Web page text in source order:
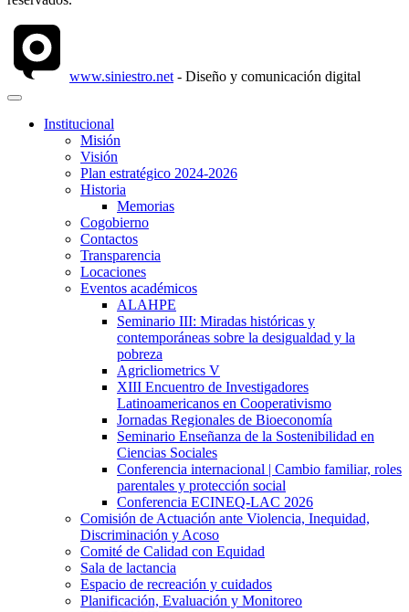
www.siniestro.net - Diseño y comunicación digital
Institucional
Misión
Visión
Plan estratégico 2024-2026
Historia
Memorias
Cogobierno
Contactos
Transparencia
Locaciones
Eventos académicos
ALAHPE
Seminario III: Miradas históricas y
contemporáneas sobre la desigualdad y la
pobreza
Agricliometrics V
XIII Encuentro de Investigadores
Latinoamericanos en Cooperativismo
Jornadas Regionales de Bioeconomía
Seminario Enseñanza de la Sostenibilidad en
Ciencias Sociales
Conferencia internacional | Cambio familiar, roles
parentales y protección social
Conferencia ECINEQ-LAC 2026
Comisión de Actuación ante Violencia, Inequidad,
Discriminación y Acoso
Comité de Calidad con Equidad
Sala de lactancia
Espacio de recreación y cuidados
Planificación, Evaluación y Monitoreo